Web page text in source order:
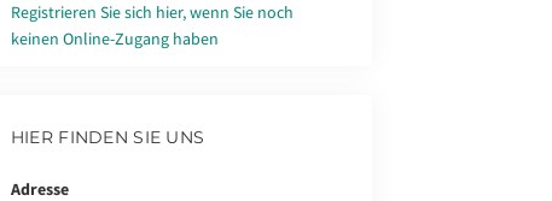
Registrieren Sie sich hier, wenn Sie noch
keinen Online-Zugang haben
HIER FINDEN SIE UNS
Adresse